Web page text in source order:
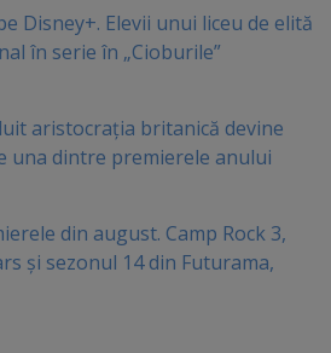
Disney+. Elevii unui liceu de elită
în serie în „Cioburile”
aristocrația britanică devine
una dintre premierele anului
din august. Camp Rock 3,
și sezonul 14 din Futurama,